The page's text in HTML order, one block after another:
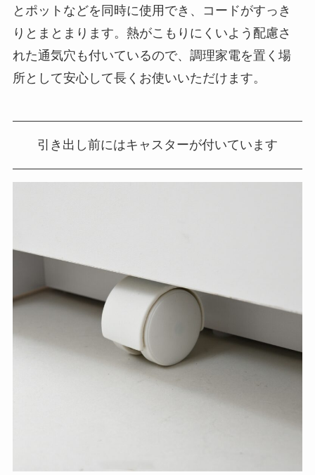
とポットなどを同時に使用でき、コードがすっき
りとまとまります。熱がこもりにくいよう配慮さ
れた通気穴も付いているので、調理家電を置く場
所として安心して長くお使いいただけます。
引き出し前にはキャスターが付いています